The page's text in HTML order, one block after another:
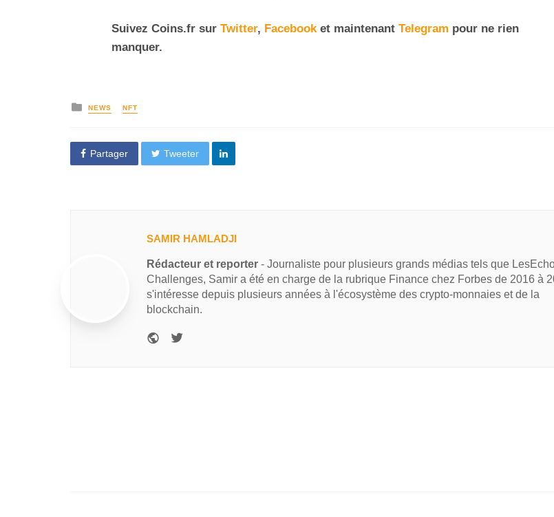
Suivez Coins.fr sur Twitter, Facebooket maintenant Telegram pour ne rien
manquer.
NEWS NFT
Partager Tweeter
SAMIR HAMLADJI
Rédacteur et reporter - Journaliste pour plusieurs grands médias tels que
Challenges, Samir a été en charge de la rubrique Finance chez Forbes de 2016 à
s'intéresse depuis plusieurs années à l'écosystème des crypto-monnaies et de la
blockchain.